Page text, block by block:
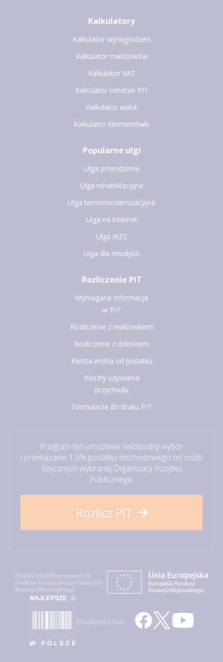
Kalkulatory
Kalkulator wynagrodzeń
Kalkulator małżonków
Kalkulator VAT
Kalkulator odsetek PIT
Kalkulator walut
Kalkulator kilometrówki
Popularne ulgi
Ulga prorodzinna
Ulga rehabilitacyjna
Ulga termomodernizacyjna
Ulga na internet
Ulga IKZE
Ulga dla młodych
Rozliczenie PIT
Wymagane informacje
w PIT
Rozliczenie z małżonkiem
Rozliczenie z dzieckiem
Kwota wolna od podatku
Koszty uzyskania
przychodu
Formularze do druku PIT
Program ten umożliwia swobodny wybór
i przekazanie 1,5% podatku dochodowego od osób
fizycznych wybranej Organizacji Pożytku
Publicznego.
Rozlicz PIT
Znajdziesz nas: